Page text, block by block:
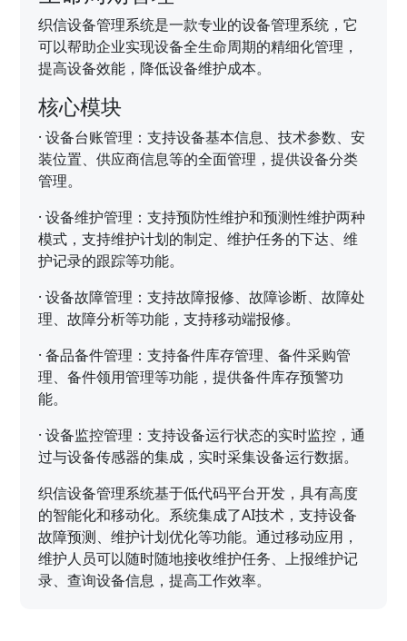
织信设备管理系统是一款专业的设备管理系统，它
可以帮助企业实现设备全生命周期的精细化管理，
提高设备效能，降低设备维护成本。
核心模块
·设备台账管理：支持设备基本信息、技术参数、安
装位置、供应商信息等的全面管理，提供设备分类
管理。
·设备维护管理：支持预防性维护和预测性维护两种
模式，支持维护计划的制定、维护任务的下达、维
护记录的跟踪等功能。
·设备故障管理：支持故障报修、故障诊断、故障处
理、故障分析等功能，支持移动端报修。
·备品备件管理：支持备件库存管理、备件采购管
理、备件领用管理等功能，提供备件库存预警功
能。
·设备监控管理：支持设备运行状态的实时监控，通
过与设备传感器的集成，实时采集设备运行数据。
织信设备管理系统基于低代码平台开发，具有高度
的智能化和移动化。系统集成了AI技术，支持设备
故障预测、维护计划优化等功能。通过移动应用，
维护人员可以随时随地接收维护任务、上报维护记
录、查询设备信息，提高工作效率。